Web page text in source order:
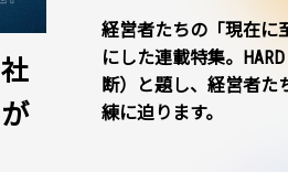
経営者たちの「現在に
にした連載特集。
断）と題し、経営者た
練に迫ります。